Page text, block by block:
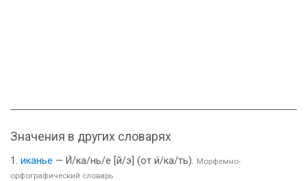
Значения в других словарях
иканье — И́/ка/нь/е [й/э] (от и́/ка/ть). Морфемно-
орфографический словарь